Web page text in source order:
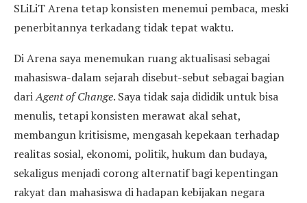
SLiLiT Arena tetap konsisten menemui pembaca, meski
penerbitannya terkadang tidak tepat waktu.
Di Arena saya menemukan ruang aktualisasi sebagai
mahasiswa-dalam sejarah disebut-sebut sebagai bagian
dariAgent of Change. Saya tidak saja dididik untuk bisa
menulis, tetapi konsisten merawat akal sehat,
membangun kritisisme, mengasah kepekaan terhadap
realitas sosial, ekonomi, politik, hukum dan budaya,
sekaligus menjadi corong alternatif bagi kepentingan
rakyat dan mahasiswa di hadapan kebijakan negara